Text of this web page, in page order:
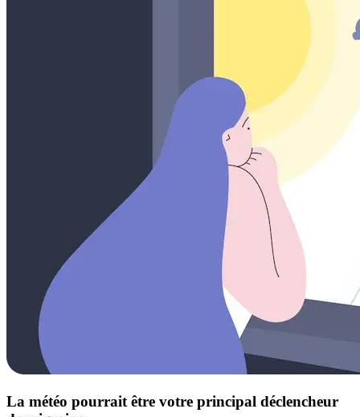
La météo pourrait être votre principal déclencheur